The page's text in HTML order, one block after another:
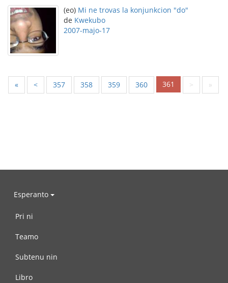
(eo) Mi ne trovas la konjunkcion "do"
de Kwekubo
2007-majo-17
« < 357 358 359 360 361 > »
Esperanto
Pri ni
Teamo
Subtenu nin
Libro